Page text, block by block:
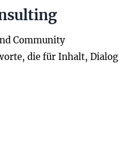
Community
die für Inhalt, Dialog